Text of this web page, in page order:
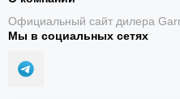
Официальный сайт дилера
Мы в социальных сетях